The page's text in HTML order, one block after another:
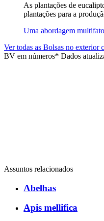
As plantações de
plantações para a
Uma abordagem
Ver todas as Bolsas no exterior
BV em números* Dados
Assuntos relacionados
Abelhas
Apis mellifica